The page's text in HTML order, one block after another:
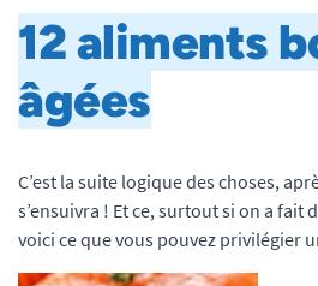
12 aliments
âgées
C’est la suite logique des choses,
s’ensuivra ! Et ce, surtout si on a
voici ce que vous pouvez privilégier